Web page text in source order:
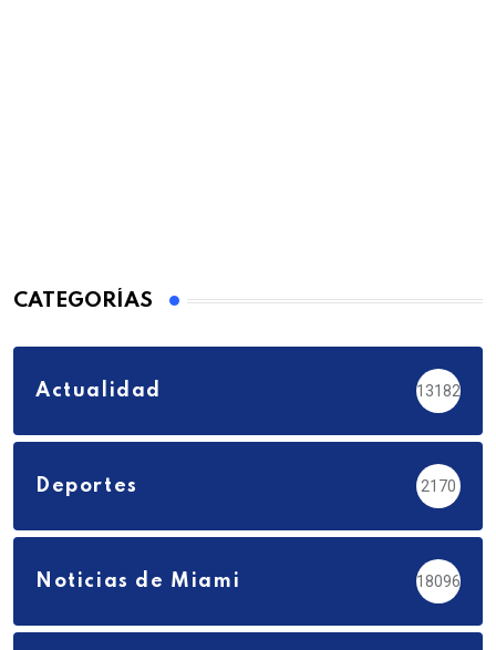
CATEGORÍAS
Actualidad 13182
Deportes 2170
Noticias de Miami 18096